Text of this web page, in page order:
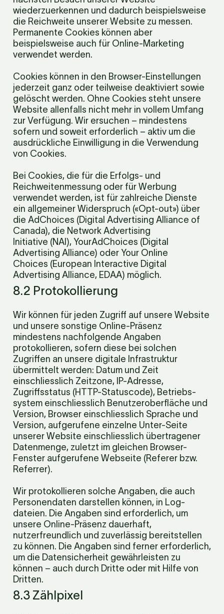
wiederzuerkennen und dadurch beispielsweise
die Reichweite unserer Website zu messen.
Permanente Cookies können aber
beispielsweise auch für Online-Marketing
verwendet werden.
Cookies können in den Browser-Einstellungen
jederzeit ganz oder teilweise deaktiviert sowie
gelöscht werden. Ohne Cookies steht unsere
Website allenfalls nicht mehr in vollem Umfang
zur Verfügung. Wir ersuchen – mindestens
sofern und soweit erforderlich – aktiv um die
ausdrückliche Einwilligung in die Verwendung
von Cookies.
Bei Cookies, die für die Erfolgs- und
Reichweitenmessung oder für Werbung
verwendet werden, ist für zahlreiche Dienste
ein allgemeiner Widerspruch («Opt-out») über
die AdChoices (Digital Advertising Alliance of
Canada), die Network Advertising
Initiative (NAI), YourAdChoices (Digital
Advertising Alliance) oder Your Online
Choices (European Interactive Digital
Advertising Alliance, EDAA) möglich.
8.2 Protokollierung
Wir können für jeden Zugriff auf unsere Website
und unsere sonstige Online-Präsenz
mindestens nachfolgende Angaben
protokollieren, sofern diese bei solchen
Zugriffen an unsere digitale Infrastruktur
übermittelt werden: Datum und Zeit
einschliesslich Zeitzone, IP-Adresse,
Zugriffsstatus (HTTP-Statuscode), Betriebs­
system einschliesslich Benutzer­oberfläche und
Version, Browser einschliesslich Sprache und
Version, aufgerufene einzelne Unter-Seite
unserer Website einschliesslich übertragener
Daten­menge, zuletzt im gleichen Browser-
Fenster aufgerufene Webseite (Referer bzw.
Referrer).
Wir protokollieren solche Angaben, die auch
Personendaten darstellen können, in Log­
dateien. Die Angaben sind erforderlich, um
unsere Online-Präsenz dauerhaft,
nutzerfreundlich und zuverlässig bereitstellen
zu können. Die Angaben sind ferner erforderlich,
um die Datensicherheit gewährleisten zu
können – auch durch Dritte oder mit Hilfe von
Dritten.
8.3 Zählpixel